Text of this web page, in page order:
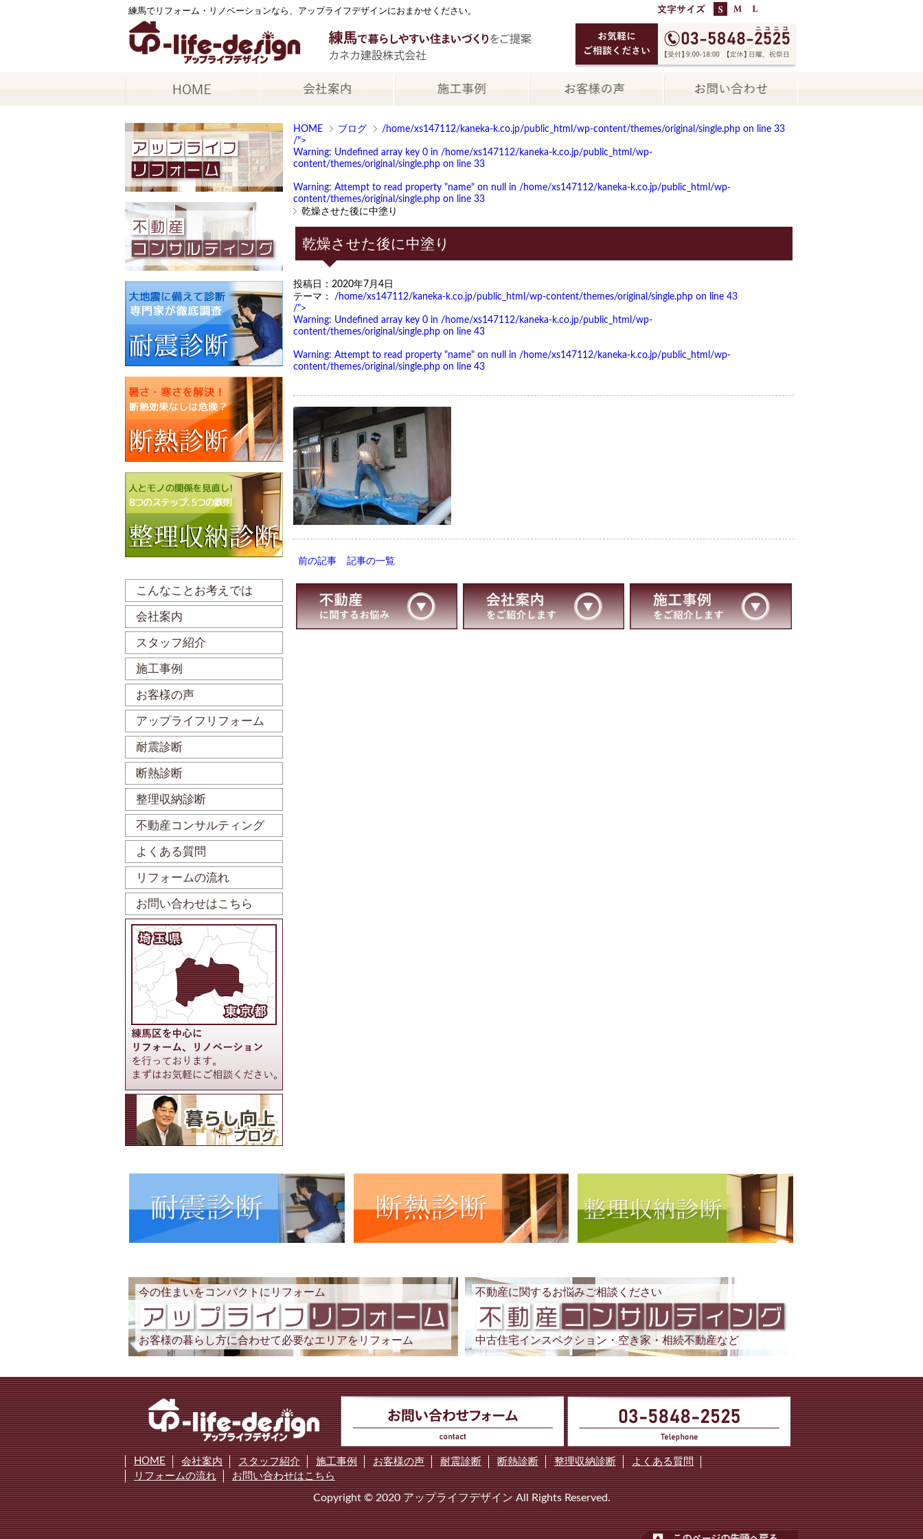
練馬でリフォーム・リノベーションなら、アップライフデザインにおまかせください。
HOME ブログ /home/xs147112/kaneka-k.co.jp/public_html/wp-content/themes/original/single.php on line 33
/">
Warning: Undefined array key 0 in /home/xs147112/kaneka-k.co.jp/public_html/wp-
content/themes/original/single.php on line 33
Warning: Attempt to read property "name" on null in /home/xs147112/kaneka-k.co.jp/public_html/wp-
content/themes/original/single.php on line 33
乾燥させた後に中塗り
乾燥させた後に中塗り
投稿日：2020年7月4日
テーマ： /home/xs147112/kaneka-k.co.jp/public_html/wp-content/themes/original/single.php on line 43
/">
Warning: Undefined array key 0 in /home/xs147112/kaneka-k.co.jp/public_html/wp-
content/themes/original/single.php on line 43
Warning: Attempt to read property "name" on null in /home/xs147112/kaneka-k.co.jp/public_html/wp-
content/themes/original/single.php on line 43
前の記事 記事の一覧
こんなことお考えでは
会社案内
スタッフ紹介
施工事例
お客様の声
アップライフリフォーム
耐震診断
断熱診断
整理収納診断
不動産コンサルティング
よくある質問
リフォームの流れ
お問い合わせはこちら
今の住まいをコンパクトにリフォーム
お客様の暮らし方に合わせて必要なエリアをリフォーム
不動産に関するお悩みご相談ください
中古住宅インスペクション・空き家・相続不動産など
HOME 会社案内 スタッフ紹介 施工事例 お客様の声 耐震診断 断熱診断 整理収納診断
よくある質問
リフォームの流れ
お問い合わせはこちら
Copyright © 2020 アップライフデザイン All Rights Reserved.